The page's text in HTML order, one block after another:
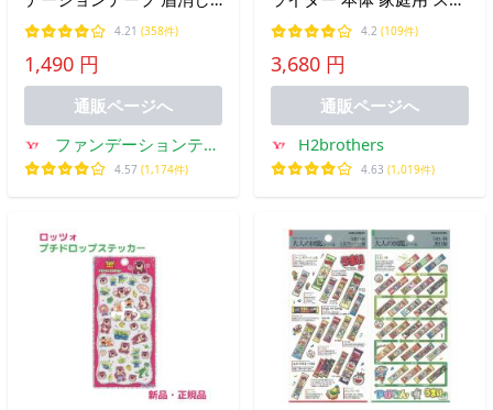
ピアス 隠す 傷跡 かくし
テープ ほくろ 隠す 防水
つや消し 日本製 ログイン
マイライフ 特許取得済み
4.21 (358件)
1,490 円
通販ページへ
ファンデーションテー
プ・通販
4.57 (1,174件)
ホ対応 ラベルシール テー
プ1個付き テープライター
4.2 (109件)
3,680 円
通販ページへ
H2brothers
4.63 (1,019件)